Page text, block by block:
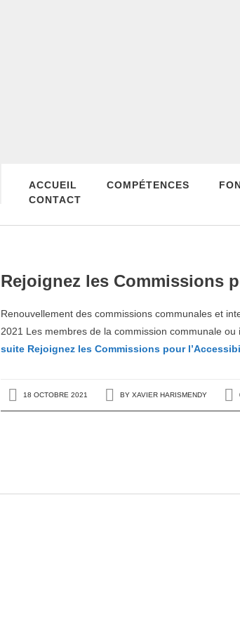
ACCUEIL COMPÉTENCES
CONTACT
Rejoignez les Commissions
Renouvellement des commissions communales et
2021 Les membres de la commission communale
suite Rejoignez les Commissions pour
18 OCTOBRE 2021 BYXAVIER HARISMENDY